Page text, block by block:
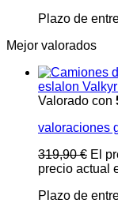
Plazo de
Mejor valorados
eslalon
Valorado con
valoraciones
319,90€ El
precio actual
Plazo de